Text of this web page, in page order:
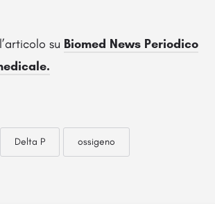
su Biomed News Periodico
Delta P ossigeno